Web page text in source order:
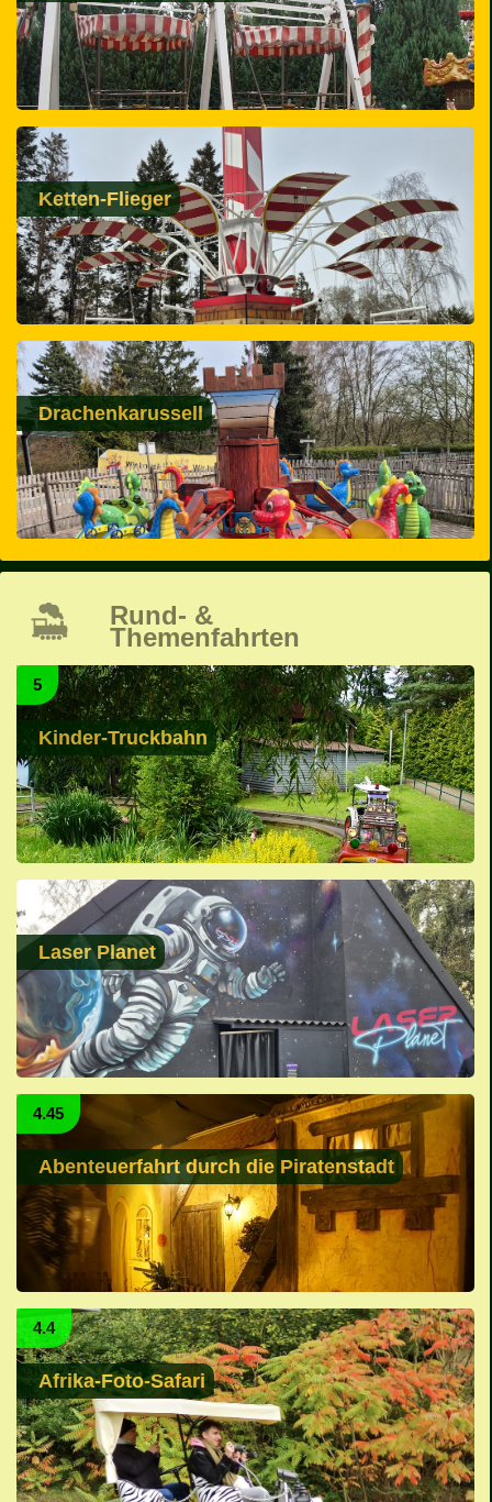
Ketten-Flieger
Drachenkarussell
Rund- &
Themenfahrten
5
Kinder-Truckbahn
Laser Planet
4.45
Abenteuerfahrt durch die Piratenstadt
4.4
Afrika-Foto-Safari